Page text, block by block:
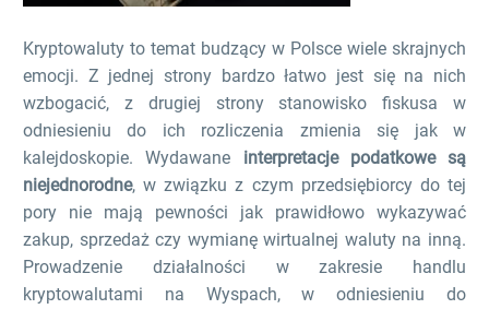
Kryptowaluty to temat budzący w Polsce wiele skrajnych
emocji. Z jednej strony bardzo łatwo jest się na nich
wzbogacić, z drugiej strony stanowisko fiskusa w
odniesieniu do ich rozliczenia zmienia się jak w
kalejdoskopie. Wydawane interpretacje podatkowe są
niejednorodne, w związku z czym przedsiębiorcy do tej
pory nie mają pewności jak prawidłowo wykazywać
zakup, sprzedaż czy wymianę wirtualnej waluty na inną.
Prowadzenie działalności w zakresie handlu
kryptowalutami na Wyspach, w odniesieniu do